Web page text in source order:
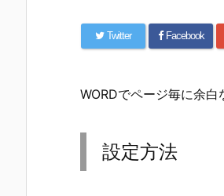
Twitter Facebook
WORDでページ毎に余白
設定方法